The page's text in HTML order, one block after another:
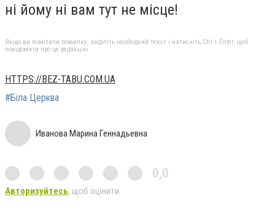
ні йому ні вам тут не місце!
Якщо ви помітили помилку, виділіть необхідний текст і натисніть Ctrl + Enter, щоб
повідомити про це редакцію
HTTPS://BEZ-TABU.COM.UA
#Біла Церква
Иванова Марина Геннадьевна
0,0
Авторизуйтесь, щоб оцінити